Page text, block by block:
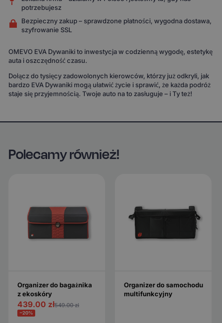
potrzebujesz
Bezpieczny zakup – sprawdzone płatności, wygodna dostawa,
szyfrowanie SSL
OMEVO EVA Dywaniki to inwestycja w codzienną wygodę, estetykę
auta i oszczędność czasu.
Dołącz do tysięcy zadowolonych kierowców, którzy już odkryli, jak
bardzo EVA Dywaniki mogą ułatwić życie i sprawić, że każda podróż
staje się przyjemnością. Twoje auto na to zasługuje – i Ty też!
Polecamy również!
Organizer do bagażnika
z ekoskóry
439.00 zł549.00zł
−20%
Organizer do samochodu
multifunkcyjny